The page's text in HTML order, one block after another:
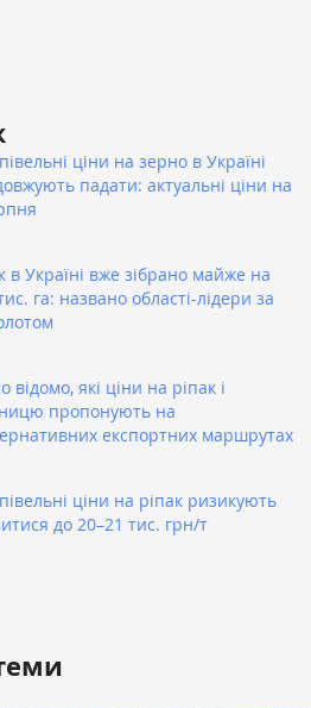
ціни на зерно в Україні
падати: актуальні ціни на
в Україні вже зібрано майже на
га: названо області-лідери за
відомо, які ціни на ріпак і
пропонують на
експортних маршрутах
ціни на ріпак ризикують
до 20–21 тис. грн/т